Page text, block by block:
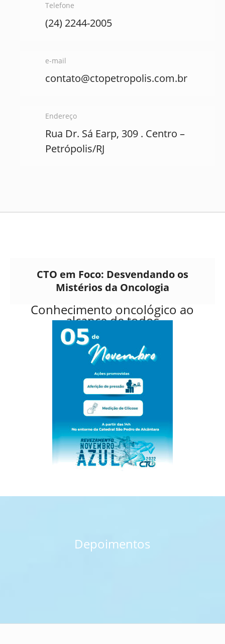
Telefone
(24) 2244-2005
e-mail
contato@ctopetropolis.com.br
Endereço
Rua Dr. Sá Earp, 309 . Centro –
Petrópolis/RJ
CTO em Foco: Desvendando os
Mistérios da Oncologia
Conhecimento oncológico ao
alcance de todos
Depoimentos